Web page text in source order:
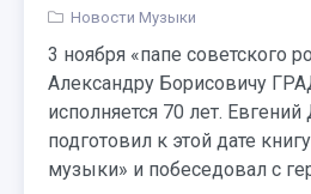
Новости Музыки
3 ноября «папе советского
Александру Борисовичу
исполняется 70 лет.
подготовил к этой дате
музыки» и побеседовал с